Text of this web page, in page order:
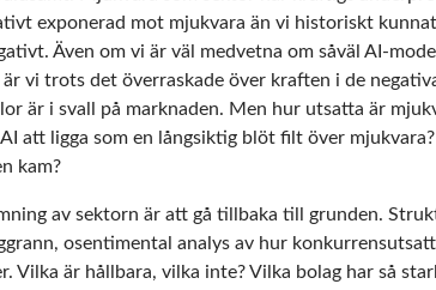
exponerad mot mjukvara än vi historiskt
Även om vi är väl medvetna om såväl AI-
vi trots det överraskade över kraften i de
är i svall på marknaden. Men hur utsatta är
att ligga som en långsiktig blöt filt över
kam?
av sektorn är att gå tillbaka till grunden.
osentimental analys av hur
Vilka är hållbara, vilka inte? Vilka bolag har så